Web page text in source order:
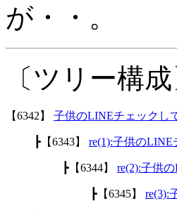
が・・。
〔ツリー構成
【6342】 子供のLINEチェックし
┣【6343】 re(1):子供のLINE
┣【6344】 re(2):子供
┣【6345】 re(3):